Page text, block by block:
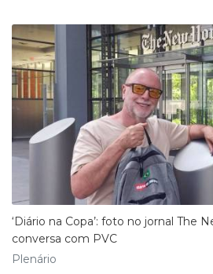
‘Diário na Copa’: foto no jornal The
conversa com PVC
Plenário